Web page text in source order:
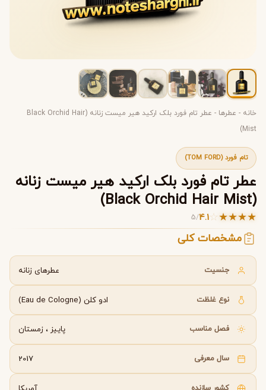
خانه - عطرها -
عطر تام فورد بلک ارکید هیر میست زنانه (Black Orchid Hair
Mist)
تام فورد (TOM FORD)
عطر تام فورد بلک ارکید هیر میست زنانه
(Black Orchid Hair Mist)
★
★
★
★
☆
4.1
/
5
مشخصات کلی
جنسیت عطرهای زنانه
نوع غلظت ادو کلن (Eau de Cologne)
فصل مناسب پاییز ، زمستان
سال معرفی 2017